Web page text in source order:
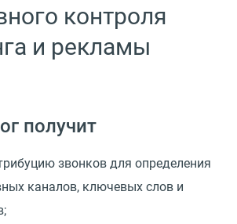
контроля
и рекламы
получит
звонков для определения
каналов, ключевых слов и